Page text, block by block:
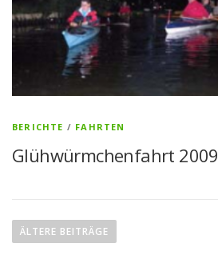
BERICHTE / FAHRTEN
Glühwürmchenfahrt 2009
eÄLTERE BEITRÄGE